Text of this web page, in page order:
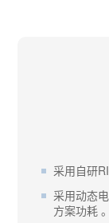
采用自研
采用动态
方案功耗 。